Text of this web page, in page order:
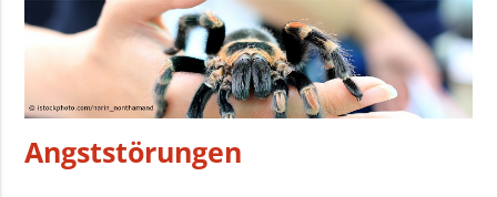
Angststörungen